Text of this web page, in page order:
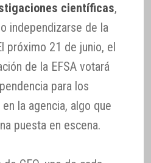
científicas,
independizarse de la
próximo 21 de junio, el
de la EFSA votará
para los
la agencia, algo que
puesta en escena.